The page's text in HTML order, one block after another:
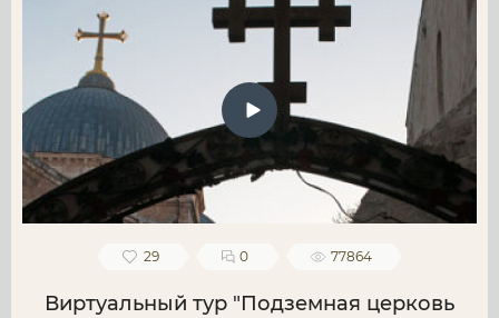
29 0 77864
Виртуальный тур "Подземная церковь